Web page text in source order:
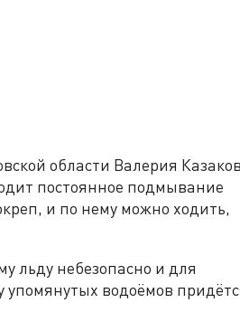
области Валерия
постоянное подмывание
и по нему можно ходить,
льду небезопасно и для
водоёмов